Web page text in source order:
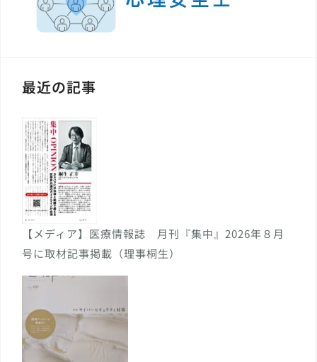
最近の記事
【メディア】医療情報誌 月刊『集中』2026年８月
号に取材記事掲載（理事桐生）